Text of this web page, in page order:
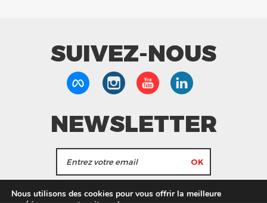
SUIVEZ-NOUS
NEWSLETTER
J'accepte de recevoir les actualités et les
Nous utilisons des cookies pour vous offrir la meilleure